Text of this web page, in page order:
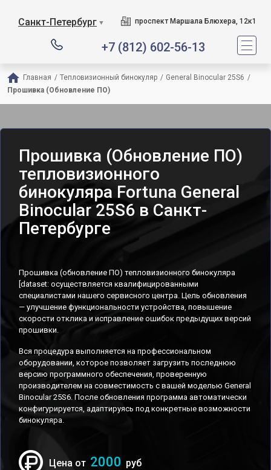
Санкт-Петербург ▼ проспект Маршала Блюхера, 12к1
+7 (812) 602-56-13
Главная / Тепловизионный бинокуляр / General Binocular 25S6 /
Прошивка (Обновление ПО)
Прошивка (Обновление ПО)
тепловизионного
бинокуляра Fortuna General
Binocular 25S6 в Санкт-
Петербурге
Прошивка (обновление ПО) тепловизионного бинокуляра
[dataset: осуществляется квалифицированными
специалистами нашего сервисного центра. Цель обновления
— улучшение функциональности устройства, повышение
скорости отклика и исправление ошибок предыдущих версий
прошивки.
Вся процедура выполняется на профессиональном
оборудовании, которое позволяет загрузить последнюю
версию программного обеспечения, проверенную
производителем на совместимость с вашей моделью General
Binocular 25S6. После обновления программа автоматически
конфигурируется, адаптируясь под конкретные возможности
бинокуляра.
Цена от 2000 руб